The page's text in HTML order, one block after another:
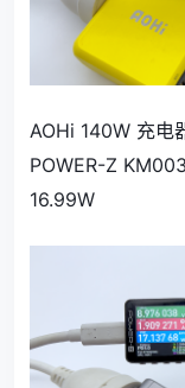
AOHi 140W 充电
POWER-Z
16.99W